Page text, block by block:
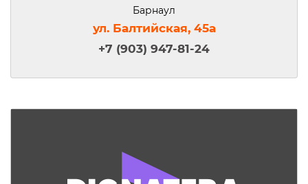
Барнаул
ул. Балтийская, 45а
+7 (903) 947-81-24